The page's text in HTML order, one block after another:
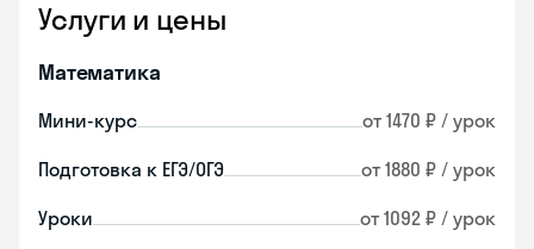
Услуги и цены
Математика
Мини-курс от 1470 ₽ / урок
Подготовка к ЕГЭ/ОГЭ от 1880 ₽ / урок
Уроки от 1092 ₽ / урок